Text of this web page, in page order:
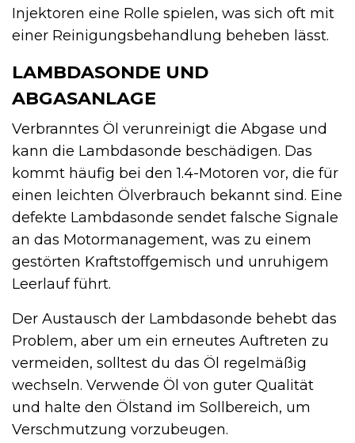
Injektoren eine Rolle spielen, was sich oft mit
einer Reinigungsbehandlung beheben lässt.
LAMBDASONDE UND
ABGASANLAGE
Verbranntes Öl verunreinigt die Abgase und
kann die Lambdasonde beschädigen. Das
kommt häufig bei den 1.4-Motoren vor, die für
einen leichten Ölverbrauch bekannt sind. Eine
defekte Lambdasonde sendet falsche Signale
an das Motormanagement, was zu einem
gestörten Kraftstoffgemisch und unruhigem
Leerlauf führt.
Der Austausch der Lambdasonde behebt das
Problem, aber um ein erneutes Auftreten zu
vermeiden, solltest du das Öl regelmäßig
wechseln. Verwende Öl von guter Qualität
und halte den Ölstand im Sollbereich, um
Verschmutzung vorzubeugen.